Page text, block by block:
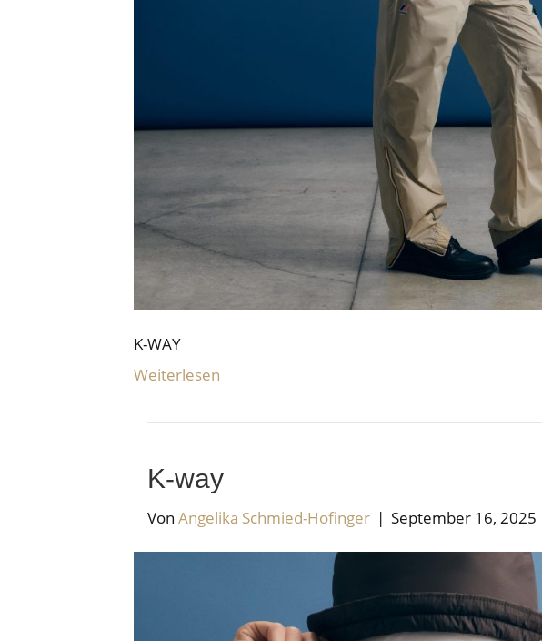
K-WAY
Weiterlesen
K-way
Von Angelika Schmied-Hofinger | September 16, 2025